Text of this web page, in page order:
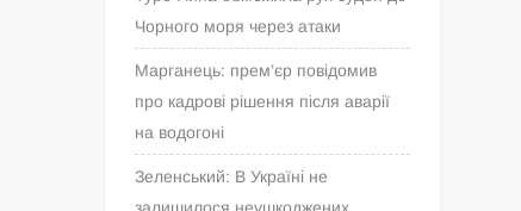
Чорного моря через атаки
Марганець: прем’єр повідомив
про кадрові рішення після аварії
на водогоні
Зеленський: В Україні не